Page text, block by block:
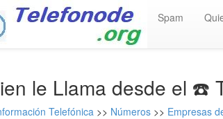
Spam
le Llama desde el ☎️
Telefónica >> Números >> Empresas